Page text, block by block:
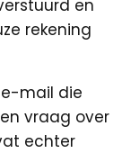
en
rekening
mail die
vraag over
echter